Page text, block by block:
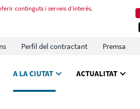
continguts i serveis d’interès.
Perfil del contractant Premsa
A LA CIUTAT ACTUALITAT